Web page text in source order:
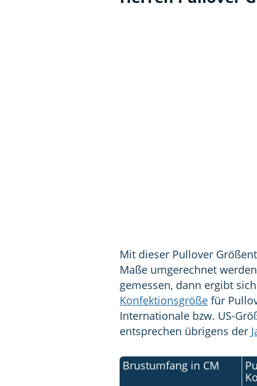
Mit dieser Pullover
Maße umgerechnet
gemessen, dann ergibt
Konfektionsgröße für
Internationale bzw. US-
entsprechen übrigens der
Brustumfang in CM